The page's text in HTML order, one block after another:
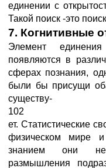
единении с
Такой поиск -это
7. Когнитивные
Элемент
появляются в
сферах познания,
были бы присущи
существу-
102
ет. Статистические
физическом мире
знанием они не
размышления